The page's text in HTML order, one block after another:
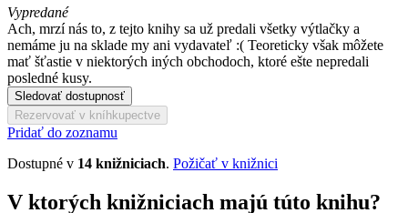
Vypredané
Ach, mrzí nás to, z tejto knihy sa už predali všetky výtlačky a
nemáme ju na sklade my ani vydavateľ :( Teoreticky však môžete
mať šťastie v niektorých iných obchodoch, ktoré ešte nepredali
posledné kusy.
Sledovať dostupnosť
Rezervovať v kníhkupectve
Pridať do zoznamu
Dostupné v 14 knižniciach. Požičať v knižnici
V ktorých knižniciach majú túto knihu?